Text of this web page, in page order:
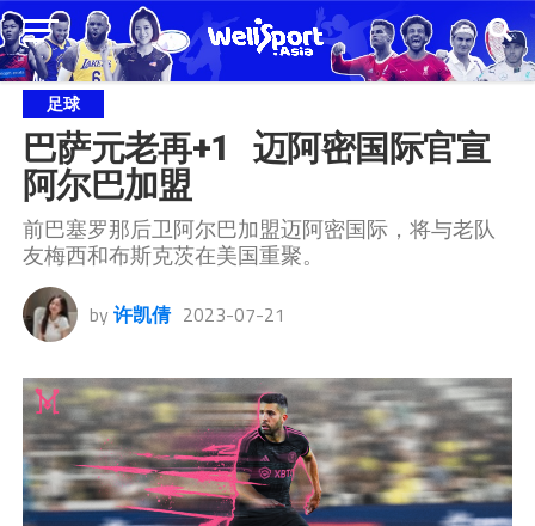
足球
巴萨元老再+1   迈阿密国际官宣
阿尔巴加盟
前巴塞罗那后卫阿尔巴加盟迈阿密国际，将与老队
友梅西和布斯克茨在美国重聚。
by 许凯倩 2023-07-21